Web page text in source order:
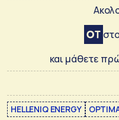
και μάθετε
HELLENIQ ENERGY